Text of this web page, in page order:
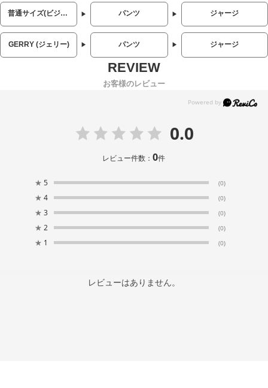
普通サイズ(ビジネス・カジュアル) パンツ ジャージ
GERRY (ジェリー) パンツ ジャージ
お客様のレビュー
0.0
レビュー件数：0件
★ 5 (0)
★ 4 (0)
★ 3 (0)
★ 2 (0)
★ 1 (0)
レビューはありません。